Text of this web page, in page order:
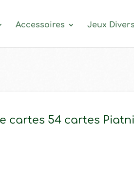
Accessoires Jeux Divers
cartes 54 cartes